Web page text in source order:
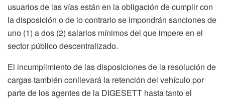
usuarios de las vías están en la obligación de cumplir con
la disposición o de lo contrario se impondrán sanciones de
uno (1) a dos (2) salarios mínimos del que impere en el
sector público descentralizado.
El incumplimiento de las disposiciones de la resolución de
cargas también conllevará la retención del vehículo por
parte de los agentes de la DIGESETT hasta tanto el